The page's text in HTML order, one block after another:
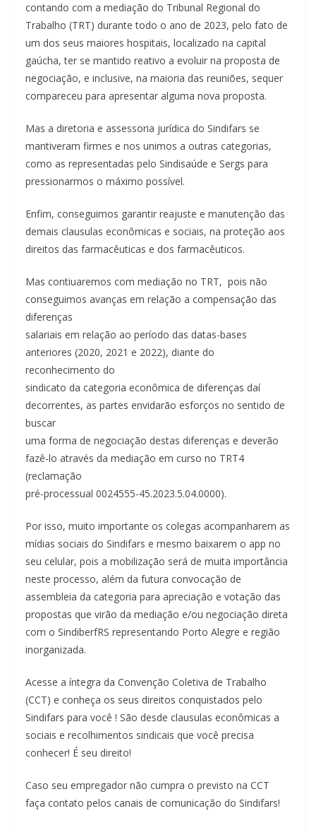
contando com a mediação do Tribunal Regional do
Trabalho (TRT) durante todo o ano de 2023, pelo fato de
um dos seus maiores hospitais, localizado na capital
gaúcha, ter se mantido reativo a evoluir na proposta de
negociação, e inclusive, na maioria das reuniões, sequer
compareceu para apresentar alguma nova proposta.
Mas a diretoria e assessoria jurídica do Sindifars se
mantiveram firmes e nos unimos a outras categorias,
como as representadas pelo Sindisaúde e Sergs para
pressionarmos o máximo possível.
Enfim, conseguimos garantir reajuste e manutenção das
demais clausulas econômicas e sociais, na proteção aos
direitos das farmacêuticas e dos farmacêuticos.
Mas contiuaremos com mediação no TRT, pois não
conseguimos avanças em relação a compensação das
diferenças
salariais em relação ao período das datas-bases
anteriores (2020, 2021 e 2022), diante do
reconhecimento do
sindicato da categoria econômica de diferenças daí
decorrentes, as partes envidarão esforços no sentido de
buscar
uma forma de negociação destas diferenças e deverão
fazê-lo através da mediação em curso no TRT4
(reclamação
pré-processual 0024555-45.2023.5.04.0000).
Por isso, muito importante os colegas acompanharem as
mídias sociais do Sindifars e mesmo baixarem o app no
seu celular, pois a mobilização será de muita importância
neste processo, além da futura convocação de
assembleia da categoria para apreciação e votação das
propostas que virão da mediação e/ou negociação direta
com o SindiberfRS representando Porto Alegre e região
inorganizada.
Acesse a íntegra da Convenção Coletiva de Trabalho
(CCT) e conheça os seus direitos conquistados pelo
Sindifars para você ! São desde clausulas econômicas a
sociais e recolhimentos sindicais que você precisa
conhecer! É seu direito!
Caso seu empregador não cumpra o previsto na CCT
faça contato pelos canais de comunicação do Sindifars!